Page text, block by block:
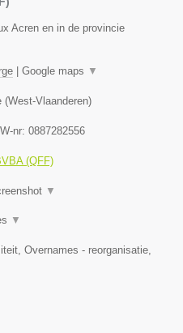
Acren en in de provincie
Google maps ▼
(West-Vlaanderen)
nr: 0887282556
(QFF)
▼
▼
Overnames - reorganisatie,